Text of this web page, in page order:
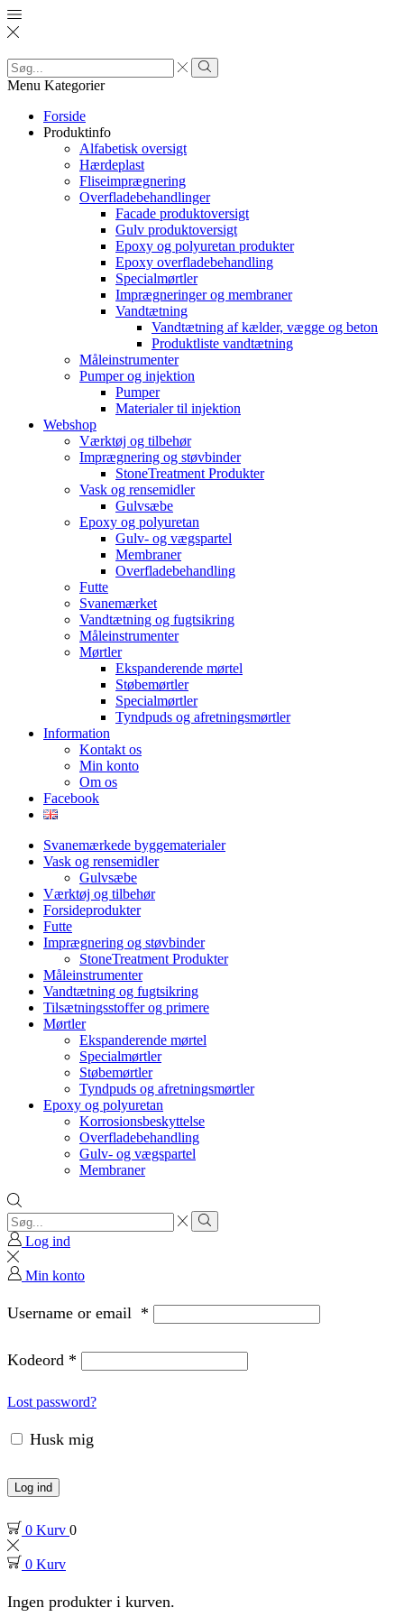
Search
input
Search
Menu Kategorier
Forside
Produktinfo
Alfabetisk oversigt
Hærdeplast
Fliseimprægnering
Overfladebehandlinger
Facade produktoversigt
Gulv produktoversigt
Epoxy og polyuretan produkter
Epoxy overfladebehandling
Specialmørtler
Imprægneringer og membraner
Vandtætning
Vandtætning af kælder, vægge og beton
Produktliste vandtætning
Måleinstrumenter
Pumper og injektion
Pumper
Materialer til injektion
Webshop
Værktøj og tilbehør
Imprægnering og støvbinder
StoneTreatment Produkter
Vask og rensemidler
Gulvsæbe
Epoxy og polyuretan
Gulv- og vægspartel
Membraner
Overfladebehandling
Futte
Svanemærket
Vandtætning og fugtsikring
Måleinstrumenter
Mørtler
Ekspanderende mørtel
Støbemørtler
Specialmørtler
Tyndpuds og afretningsmørtler
Information
Kontakt os
Min konto
Om os
Facebook
Svanemærkede byggematerialer
Vask og rensemidler
Gulvsæbe
Værktøj og tilbehør
Forsideprodukter
Futte
Imprægnering og støvbinder
StoneTreatment Produkter
Måleinstrumenter
Vandtætning og fugtsikring
Tilsætningsstoffer og primere
Mørtler
Ekspanderende mørtel
Specialmørtler
Støbemørtler
Tyndpuds og afretningsmørtler
Epoxy og polyuretan
Korrosionsbeskyttelse
Overfladebehandling
Gulv- og vægspartel
Membraner
Search
input
Search
Log ind
Min konto
Username or email *
Kodeord *
Lost password?
Husk mig
Log ind
0 Kurv 0
0 Kurv
Ingen produkter i kurven.